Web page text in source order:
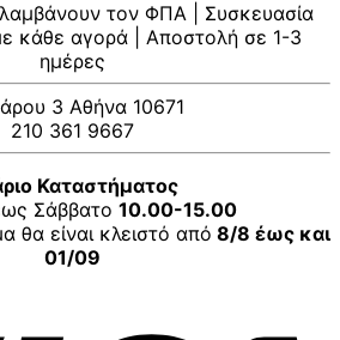
τον ΦΠΑ | Συσκευασία
κάθε αγορά | Αποστολή σε 1-3
ημέρες
3 Αθήνα 10671
210 361 9667
Καταστήματος
Σάββατο 10.00-15.00
θα είναι κλειστό από 8/8 έως και
01/09